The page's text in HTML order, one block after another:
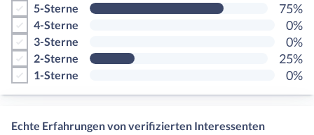
5-Sterne 75%
4-Sterne 0%
3-Sterne 0%
2-Sterne 25%
1-Sterne 0%
Echte Erfahrungen von verifizierten Interessenten